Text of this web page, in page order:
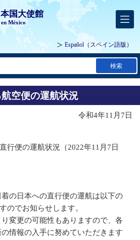
国大使館
México
Español（スペイン語版）
検索
空便の運航状況
令和4年11月7日
行便の運航状況（2022年11月7日
の日本への直行便の運航は以下の
のでお知らせします。
変更の可能性もありますので、各
情報の入手に努めていただきます